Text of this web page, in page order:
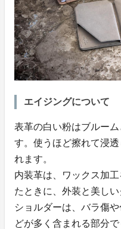
エイジングについて
表革の白い粉はブルー
す。使うほど擦れて浸
れます。
内装革は、ワックス加
たときに、外装と美し
ショルダーは、バラ傷
どが多く含まれる部分